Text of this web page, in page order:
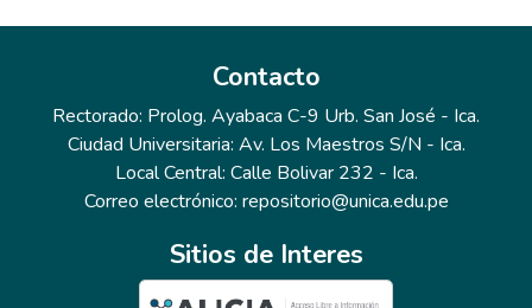
Contacto
Rectorado: Prolog. Ayabaca C-9 Urb. San José - Ica.
Ciudad Universitaria: Av. Los Maestros S/N - Ica.
Local Central: Calle Bolivar 232 - Ica.
Correo electrónico: repositorio@unica.edu.pe
Sitios de Interes